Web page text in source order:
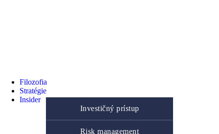
Investičný prístup
Risk management
Filozofia
Stratégie
Insider